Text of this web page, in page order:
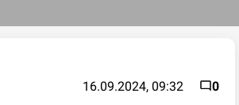
16.09.2024, 09:32 0